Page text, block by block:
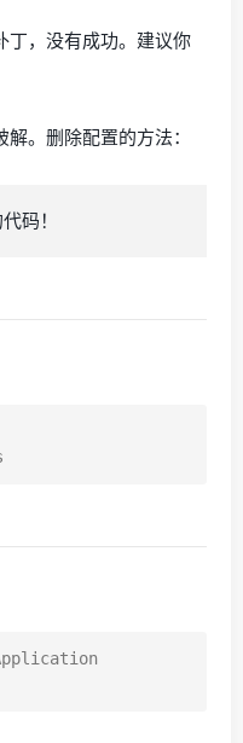
丁，没有成功。建议你
。删除配置的方法：
码！